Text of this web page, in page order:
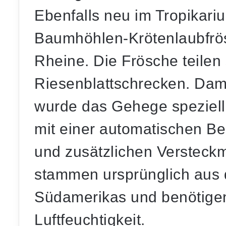
Ebenfalls neu im
Baumhöhlen-
Rheine. Die Frösche
Riesenblattschrecken.
wurde das Gehege
mit einer automatischen
und zusätzlichen
stammen ursprünglich
Südamerikas und
Luftfeuchtigkeit.